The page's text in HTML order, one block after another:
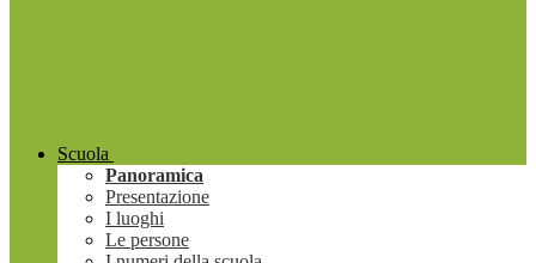
Scuola
Panoramica
Presentazione
I luoghi
Le persone